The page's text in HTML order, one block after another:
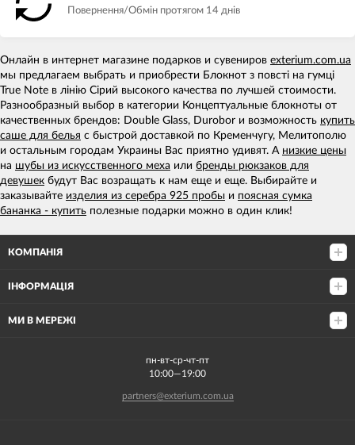
Повернення/Обмін протягом 14 днів
Онлайн в интернет магазине подарков и сувениров exterium.com.ua
мы предлагаем выбрать и приобрести Блокнот з повсті на гумці
True Note в лінію Сірий высокого качества по лучшей стоимости.
Разнообразный выбор в категории Концептуальные блокноты от
качественных брендов: Double Glass, Durobor и возможность купить
саше для белья с быстрой доставкой по Кременчугу, Мелитополю
и остальным городам Украины Вас приятно удивят. А низкие цены
на шубы из искусственного меха или бренды рюкзаков для
девушек будут Вас возращать к нам еще и еще. Выбирайте и
заказывайте изделия из серебра 925 пробы и поясная сумка
бананка - купить полезные подарки можно в один клик!
КОМПАНІЯ
ІНФОРМАЦІЯ
МИ В МЕРЕЖІ
пн-вт-ср-чт-пт
10:00—19:00
partners@exterium.com.ua